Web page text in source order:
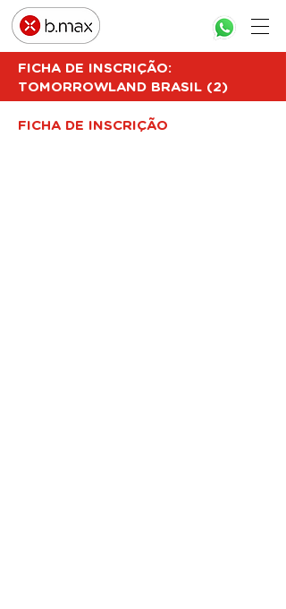
FICHA DE INSCRIÇÃO:
TOMORROWLAND BRASIL (2)
FICHA DE INSCRIÇÃO